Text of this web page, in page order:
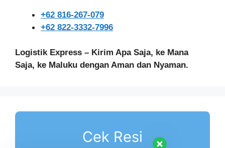
+62 816-267-079
+62 822-3332-7996
Logistik Express – Kirim Apa Saja, ke Mana
Saja, ke Maluku dengan Aman dan Nyaman.
Cek Resi